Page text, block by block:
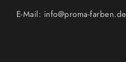
E-Mail: info@proma-farben.de